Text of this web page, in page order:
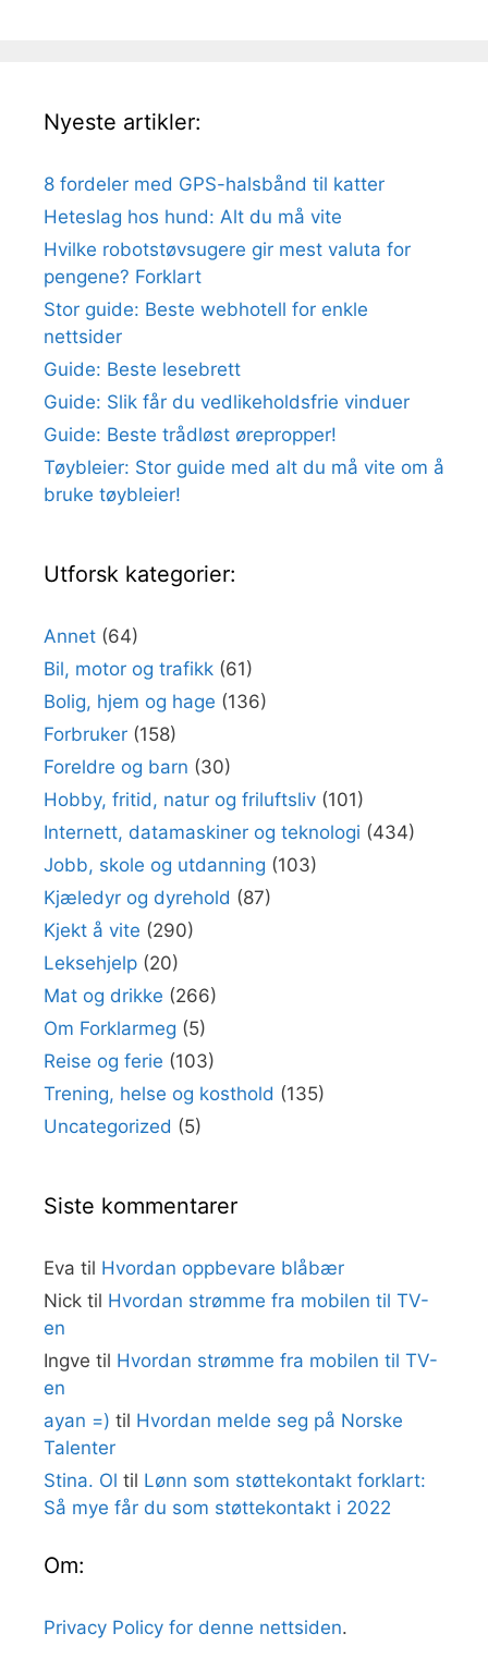
Nyeste artikler:
8 fordeler med GPS-halsbånd til katter
Heteslag hos hund: Alt du må vite
Hvilke robotstøvsugere gir mest valuta for
pengene? Forklart
Stor guide: Beste webhotell for enkle
nettsider
Guide: Beste lesebrett
Guide: Slik får du vedlikeholdsfrie vinduer
Guide: Beste trådløst ørepropper!
Tøybleier: Stor guide med alt du må vite om å
bruke tøybleier!
Utforsk kategorier:
Annet (64)
Bil, motor og trafikk (61)
Bolig, hjem og hage (136)
Forbruker (158)
Foreldre og barn (30)
Hobby, fritid, natur og friluftsliv (101)
Internett, datamaskiner og teknologi (434)
Jobb, skole og utdanning (103)
Kjæledyr og dyrehold (87)
Kjekt å vite (290)
Leksehjelp (20)
Mat og drikke (266)
Om Forklarmeg (5)
Reise og ferie (103)
Trening, helse og kosthold (135)
Uncategorized (5)
Siste kommentarer
Eva til Hvordan oppbevare blåbær
Nick til Hvordan strømme fra mobilen til TV-
en
Ingve til Hvordan strømme fra mobilen til TV-
en
ayan =) til Hvordan melde seg på Norske
Talenter
Stina. Ol til Lønn som støttekontakt forklart:
Så mye får du som støttekontakt i 2022
Om:
Privacy Policy for denne nettsiden.